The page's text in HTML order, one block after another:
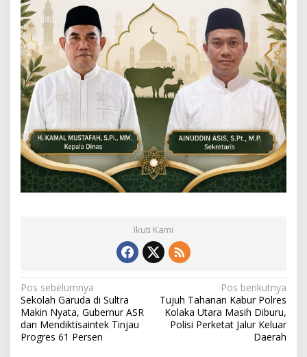
Ikuti Kami
N
a
v
Pos sebelumnya
Sekolah Garuda di Sultra
Makin Nyata, Gubernur ASR
dan Mendiktisaintek Tinjau
Progres 61 Persen
Pos berikutnya
Tujuh Tahanan Kabur Polres
Kolaka Utara Masih Diburu,
Polisi Perketat Jalur Keluar
Daerah